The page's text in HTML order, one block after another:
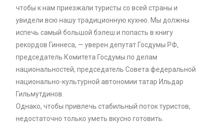
чтобы к нам приезжали туристы со всей страны и
увидели всю нашу традиционную кухню. Мы должны
испечь самый большой бэлеш и попасть в книгу
рекордов Гиннеса, — уверен депутат Госдумы РФ,
председатель Комитета Госдумы по делам
национальностей, председатель Совета федеральной
национально-культурной автономии татар Ильдар
Гильмутдинов.
Однако, чтобы привлечь стабильный поток туристов,
недостаточно только уметь вкусно готовить.